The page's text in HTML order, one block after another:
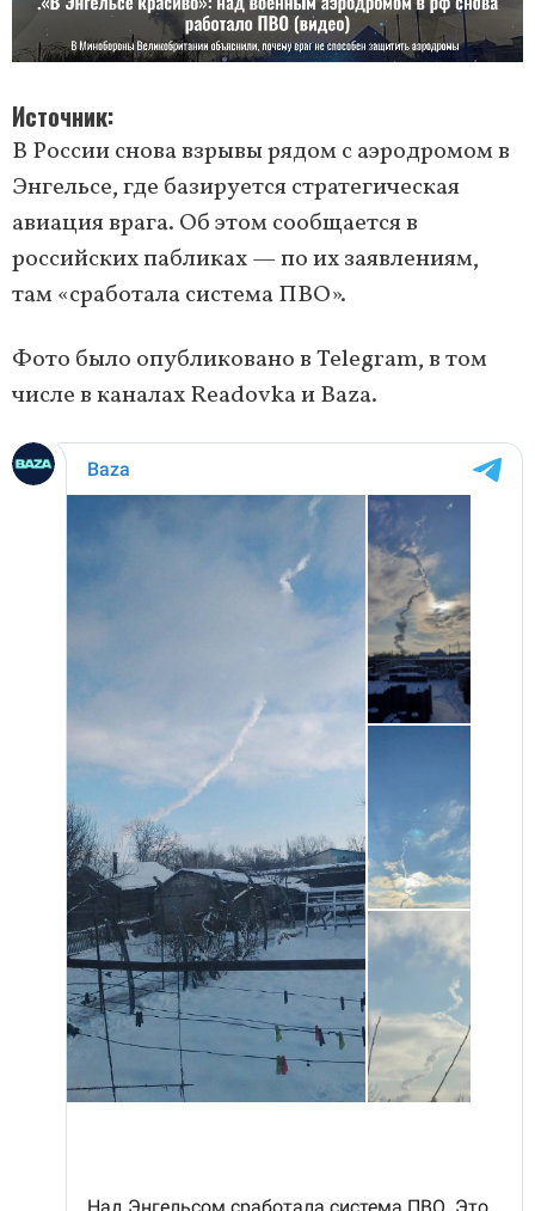
Источник
В России снова взрывы рядом с аэродромом в
Энгельсе, где базируется стратегическая
авиация врага. Об этом сообщается в
российских пабликах — по их заявлениям,
там «сработала система ПВО».
Фото было опубликовано в Telegram, в том
числе в каналах Readovka и Baza.